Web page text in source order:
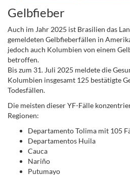
Gelbfieber
Auch im Jahr 2025 ist Brasilien das
gemeldeten Gelbfieberfällen in
jedoch auch Kolumbien von einem
betroffen.
Bis zum 31. Juli 2025 meldete die
Kolumbien insgesamt 125 bestätigte
Todesfällen.
Die meisten dieser YF-Fälle
Regionen:
Departamento Tolima mit 105
Departamentos Huila
Cauca
Nariño
Putumayo